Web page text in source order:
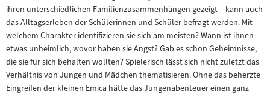
ihren unterschiedlichen Familienzusammenhängen gezeigt – kann auch
das Alltagserleben der Schülerinnen und Schüler befragt werden. Mit
welchem Charakter identifizieren sie sich am meisten? Wann ist ihnen
etwas unheimlich, wovor haben sie Angst? Gab es schon Geheimnisse,
die sie für sich behalten wollten? Spielerisch lässt sich nicht zuletzt das
Verhältnis von Jungen und Mädchen thematisieren. Ohne das beherzte
Eingreifen der kleinen Emica hätte das Jungenabenteuer einen ganz